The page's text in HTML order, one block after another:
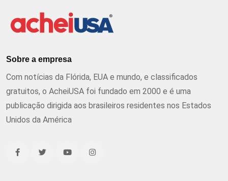
Sobre a empresa
Com notícias da Flórida, EUA e mundo, e classificados
gratuitos, o AcheiUSA foi fundado em 2000 e é uma
publicação dirigida aos brasileiros residentes nos Estados
Unidos da América